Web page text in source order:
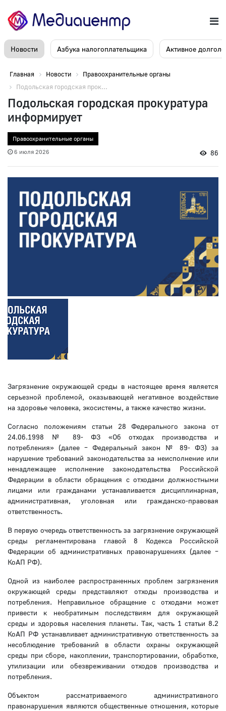
Новости Азбука налогоплательщика Активное
Главная Новости
Правоохранительные органы
Подольская городская прок...
Подольская городская прокуратура
информирует
Правоохранительные органы
6 июля 2026
86
Загрязнение окружающей среды в настоящее время является
серьезной проблемой, оказывающей негативное воздействие
на здоровье человека, экосистемы, а также качество жизни.
Согласно положениям статьи 28 Федерального закона от
24.06.1998 № 89- ФЗ «Об отходах производства и
потребления» (далее – Федеральный закон № 89- ФЗ) за
нарушение требований законодательства за неисполнение или
ненадлежащее исполнение законодательства Российской
Федерации в области обращения с отходами должностными
лицами или гражданами устанавливается дисциплинарная,
административная, уголовная или гражданско-правовая
ответственность.
В первую очередь ответственность за загрязнение окружающей
среды регламентирована главой 8 Кодекса Российской
Федерации об административных правонарушениях (далее –
КоАП РФ).
Одной из наиболее распространенных проблем загрязнения
окружающей среды представляют отходы производства и
потребления. Неправильное обращение с отходами может
привести к необратимым последствиям для окружающей
среды и здоровья населения планеты. Так, часть 1 статьи 8.2
КоАП РФ устанавливает административную ответственность за
несоблюдение требований в области охраны окружающей
среды при сборе, накоплении, транспортировании, обработке,
утилизации или обезвреживании отходов производства и
потребления.
Объектом рассматриваемого административного
правонарушения являются общественные отношения, которые